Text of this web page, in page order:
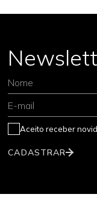
Nome
E-mail
CADASTRAR
Aceito receber